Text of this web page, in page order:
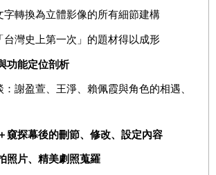
字轉換為立體影像的所有細節建構
台灣史上第一次」的題材得以成形
功能定位剖析
謝盈萱、王淨、賴佩霞與角色的相遇、
窺探幕後的刪節、修改、設定內容
照片、精美劇照蒐羅